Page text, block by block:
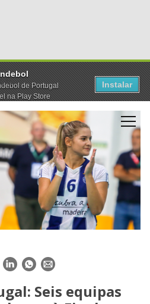
de Portugal
na Play Store
Instalar
LinkedInWhatsApp
E-
Seis equipas